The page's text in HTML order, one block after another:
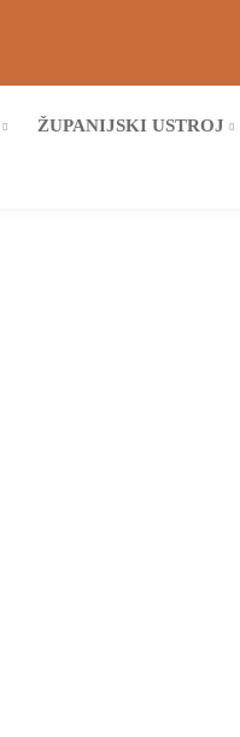
ŽUPANIJSKI USTROJ